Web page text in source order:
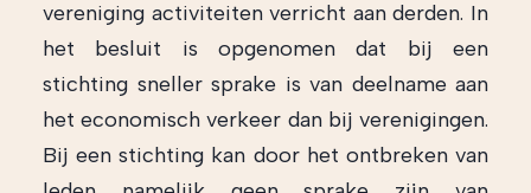
vereniging activiteiten verricht aan derden. In
het besluit is opgenomen dat bij een
stichting sneller sprake is van deelname aan
het economisch verkeer dan bij verenigingen.
Bij een stichting kan door het ontbreken van